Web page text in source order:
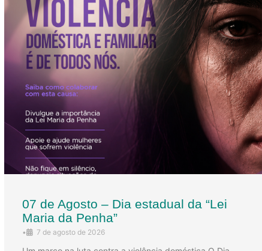
07 de Agosto – Dia estadual da “Lei
Maria da Penha”
• 7 de agosto de 2026